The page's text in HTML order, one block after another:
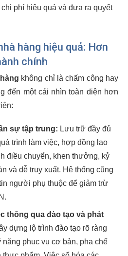
phí hiệu quả và đưa ra quyết
hàng hiệu quả: Hơn
chính
không chỉ là chấm công hay
đến một cái nhìn toàn diện hơn
sự tập trung: Lưu trữ đầy đủ
trình làm việc, hợp đồng lao
điều chuyển, khen thưởng, kỷ
và dễ truy xuất. Hệ thống cũng
người phụ thuộc để giảm trừ
thông qua đào tạo và phát
dựng lộ trình đào tạo rõ ràng
phục vụ cơ bản, pha chế